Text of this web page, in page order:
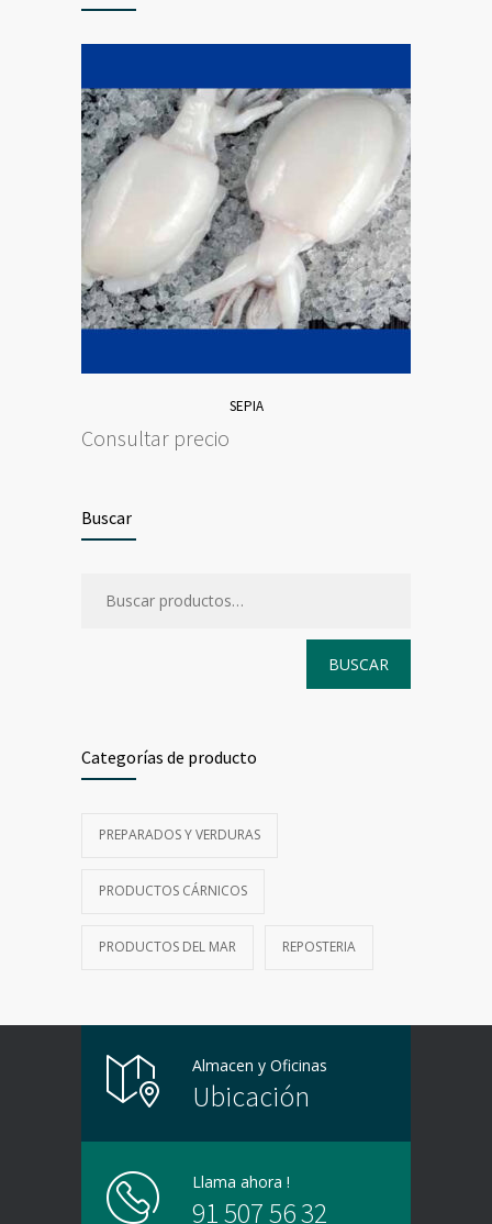
SEPIA
Consultar precio
Buscar
BUSCAR
Categorías de producto
PREPARADOS Y VERDURAS
PRODUCTOS CÁRNICOS
PRODUCTOS DEL MAR REPOSTERIA
Almacen y Oficinas
Ubicación
Llama ahora !
91 507 56 32